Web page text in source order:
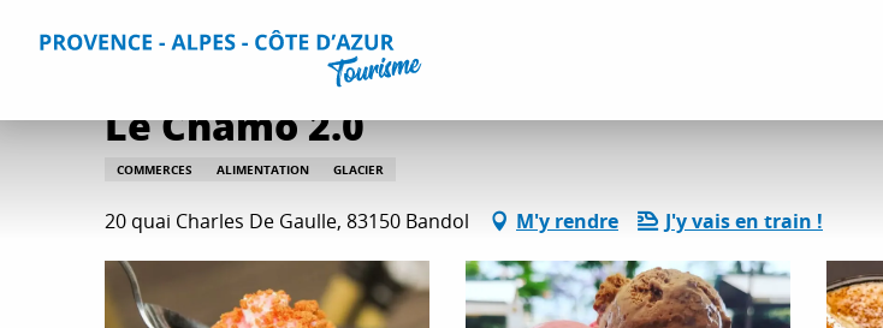
Accueil Séjourner Informations pratiques
Le Chamo 2.0
COMMERCES ALIMENTATION GLACIER
20 quai Charles De Gaulle, 83150 Bandol M'y rendre J'y vais en train !